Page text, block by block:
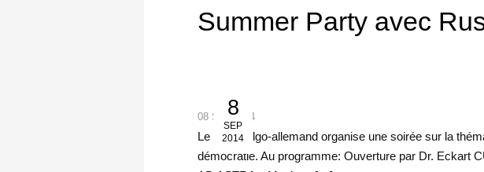
Summer Party avec
8
SEP
2014
08 Sep 2014
Le Club belgo-allemand organise une soirée sur la
démocratie. Au programme: Ouverture par Dr. Eckart